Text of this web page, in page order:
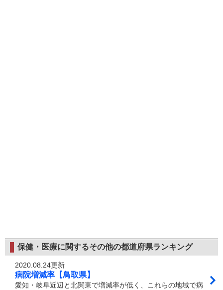
保健・医療に関するその他の都道府県ランキング
2020.08.24更新
病院増減率【鳥取県】
愛知・岐阜近辺と北関東で増減率が低く、これらの地域で病